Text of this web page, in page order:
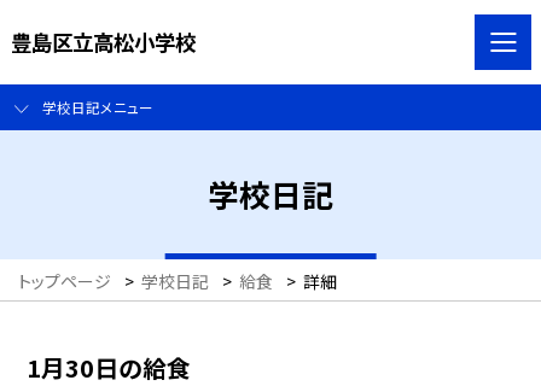
豊島区立高松小学校
学校日記メニュー
学校日記
トップページ > 学校日記 > 給食 > 詳細
1月30日の給食